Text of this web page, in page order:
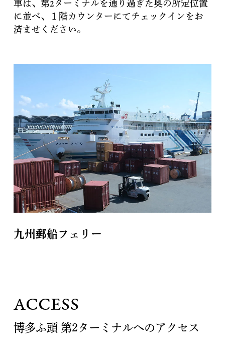
車は、第2ターミナルを通り過ぎた奥の所定位置
に並べ、１階カウンターにてチェックインをお
済ませください。
九州郵船フェリー
ACCESS
博多ふ頭 第2ターミナルへのアクセス